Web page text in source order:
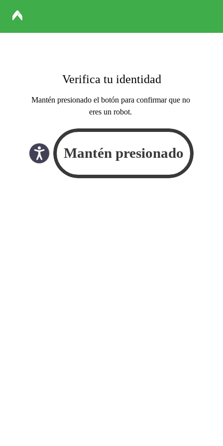
Verifica tu identidad
Mantén presionado el botón para confirmar que no
eres un robot.